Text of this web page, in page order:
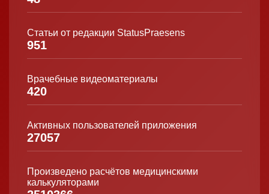
Статьи от редакции StatusPraesens
951
Врачебные видеоматериалы
420
Активных пользователей приложения
27057
Произведено расчётов медицинскими
калькуляторами